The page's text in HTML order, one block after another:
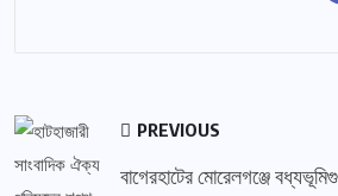
PREVIOUS
বাগেরহাটের মোরেলগঞ্জে